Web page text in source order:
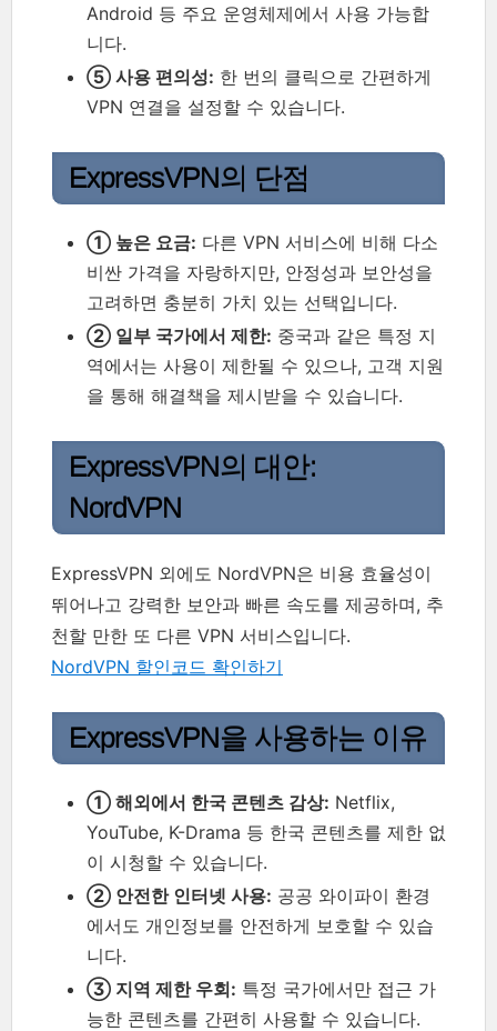
Android 등 주요 운영체제에서 사용 가능합
니다.
⑤ 사용 편의성: 한 번의 클릭으로 간편하게
VPN 연결을 설정할 수 있습니다.
ExpressVPN의 단점
① 높은 요금: 다른 VPN 서비스에 비해 다소
비싼 가격을 자랑하지만, 안정성과 보안성을
고려하면 충분히 가치 있는 선택입니다.
② 일부 국가에서 제한: 중국과 같은 특정 지
역에서는 사용이 제한될 수 있으나, 고객 지원
을 통해 해결책을 제시받을 수 있습니다.
ExpressVPN의 대안:
NordVPN
ExpressVPN 외에도 NordVPN은 비용 효율성이
뛰어나고 강력한 보안과 빠른 속도를 제공하며, 추
천할 만한 또 다른 VPN 서비스입니다.
NordVPN 할인코드 확인하기
ExpressVPN을 사용하는 이유
① 해외에서 한국 콘텐츠 감상: Netflix,
YouTube, K-Drama 등 한국 콘텐츠를 제한 없
이 시청할 수 있습니다.
② 안전한 인터넷 사용: 공공 와이파이 환경
에서도 개인정보를 안전하게 보호할 수 있습
니다.
③ 지역 제한 우회: 특정 국가에서만 접근 가
능한 콘텐츠를 간편히 사용할 수 있습니다.